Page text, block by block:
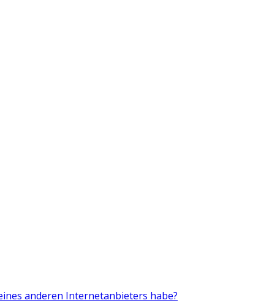
anderen Internetanbieters habe?